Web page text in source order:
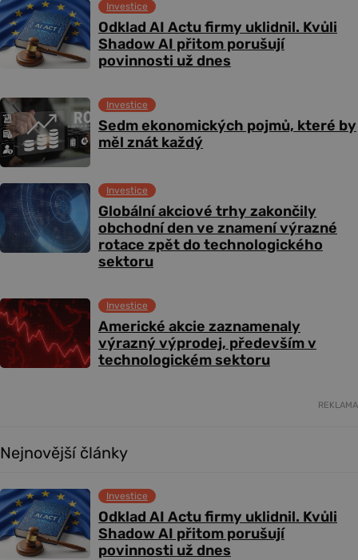
Odklad AI Actu firmy uklidnil. Kvůli
Shadow AI přitom porušují
povinnosti už dnes
Investice
Sedm ekonomických pojmů, které by
měl znát každý
Investice
Globální akciové trhy zakončily
obchodní den ve znamení výrazné
rotace zpět do technologického
sektoru
Investice
Americké akcie zaznamenaly
výrazný výprodej, především v
technologickém sektoru
Investice
REKLAMA
Nejnovější články
Odklad AI Actu firmy uklidnil. Kvůli
Shadow AI přitom porušují
povinnosti už dnes
Investice